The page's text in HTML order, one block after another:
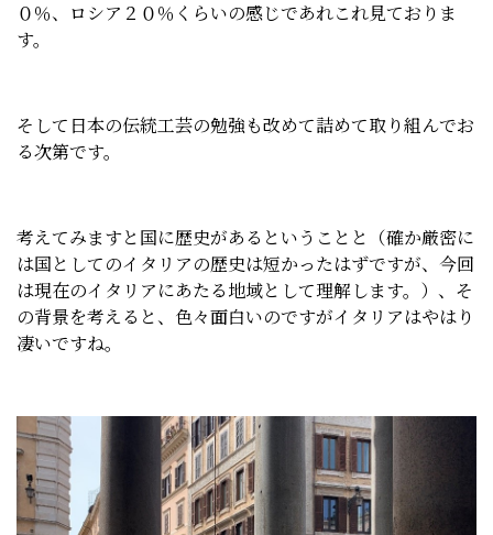
０％、ロシア２０％くらいの感じであれこれ見ておりま
す。
そして日本の伝統工芸の勉強も改めて詰めて取り組んでお
る次第です。
考えてみますと国に歴史があるということと（確か厳密に
は国としてのイタリアの歴史は短かったはずですが、今回
は現在のイタリアにあたる地域として理解します。）、そ
の背景を考えると、色々面白いのですがイタリアはやはり
凄いですね。